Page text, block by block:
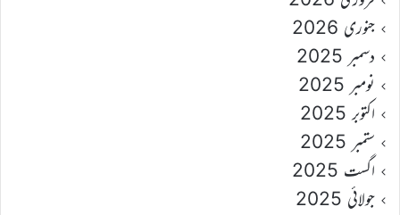
جنوری 2026
دسمبر 2025
نومبر 2025
اکتوبر 2025
ستمبر 2025
اگست 2025
جولائی 2025